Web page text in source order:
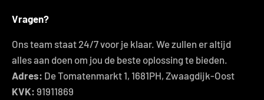
Vragen?
Ons team staat 24/7 voor je klaar. We zullen er altijd
alles aan doen om jou de beste oplossing te bieden.
Adres: De Tomatenmarkt 1, 1681PH, Zwaagdijk-Oost
KVK: 91911869